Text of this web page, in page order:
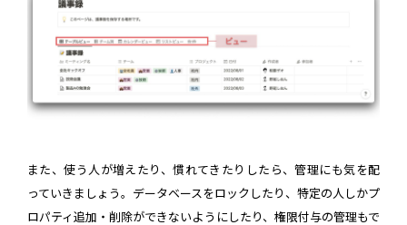
また、使う人が増えたり、慣れてきたりしたら、管理にも気を配
っていきましょう。データベースをロックしたり、特定の人しかプ
ロパティ追加・削除ができないようにしたり、権限付与の管理もで